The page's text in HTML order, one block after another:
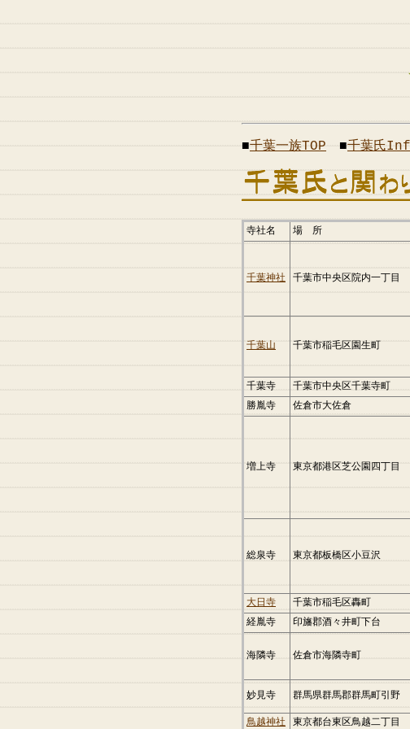
■千葉一族TOP ■千葉氏
寺社名 場 所
千葉神社 千葉市中央区院内一丁目
千葉山 千葉市稲毛区園生町
千葉寺
千葉市中央区千葉寺町
勝胤寺
佐倉市大佐倉
増上寺 東京都港区芝公園四丁目
総泉寺 東京都板橋区小豆沢
大日寺
千葉市稲毛区轟町
経胤寺
印旛郡酒々井町下台
海隣寺 佐倉市海隣寺町
妙見寺 群馬県群馬郡群馬町引野
鳥越神社
東京都台東区鳥越二丁目